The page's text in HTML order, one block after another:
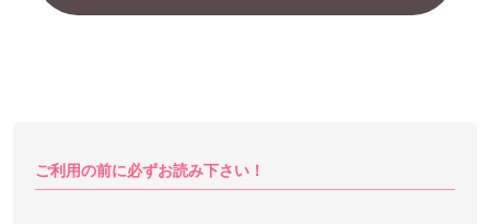
ご利用の前に必ずお読み下さい！